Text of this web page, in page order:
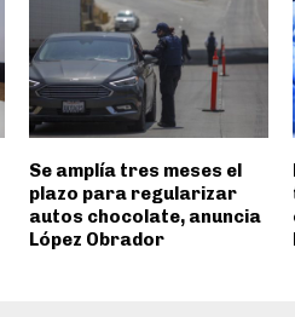
Se amplía tres meses el
plazo para regularizar
autos chocolate, anuncia
López Obrador